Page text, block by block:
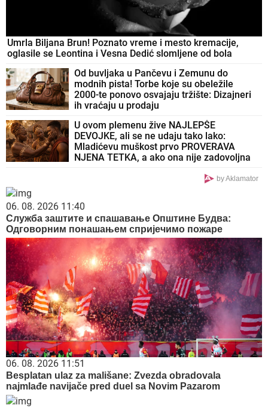
Umrla Biljana Brun! Poznato vreme i mesto kremacije,
oglasile se Leontina i Vesna Dedić slomljene od bola
Od buvljaka u Pančevu i Zemunu do
modnih pista! Torbe koje su obeležile
2000-te ponovo osvajaju tržište: Dizajneri
ih vraćaju u prodaju
U ovom plemenu žive NAJLEPŠE
DEVOJKE, ali se ne udaju tako lako:
Mladićevu muškost prvo PROVERAVA
NJENA TETKA, a ako ona nije zadovoljna
by Aklamator
06. 08. 2026 11:40
Служба заштите и спашавање Општине Будва:
Одговорним понашањем спријечимо пожаре
06. 08. 2026 11:51
Besplatan ulaz za mališane: Zvezda obradovala
najmlađe navijače pred duel sa Novim Pazarom